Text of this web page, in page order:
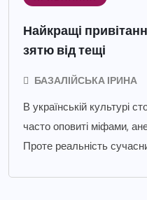
Найкращі
зятю від тещі
БАЗАЛІЙСЬКА ІРИНА
В українській культурі
часто оповиті міфами,
Проте реальність